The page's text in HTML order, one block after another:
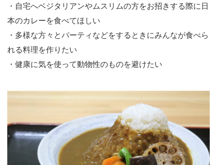
・自宅へベジタリアンやムスリムの方をお招きする際に日
本のカレーを食べてほしい
・多様な方々とパーティなどをするときにみんなが食べら
れる料理を作りたい
・健康に気を使って動物性のものを避けたい